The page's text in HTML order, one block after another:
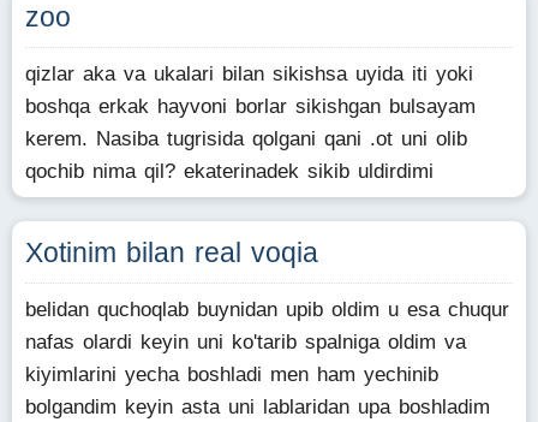
zoo
qizlar aka va ukalari bilan sikishsa uyida iti yoki
boshqa erkak hayvoni borlar sikishgan bulsayam
kerem. Nasiba tugrisida qolgani qani .ot uni olib
qochib nima qil? ekaterinadek sikib uldirdimi
Xotinim bilan real voqia
belidan quchoqlab buynidan upib oldim u esa chuqur
nafas olardi keyin uni ko'tarib spalniga oldim va
kiyimlarini yecha boshladi men ham yechinib
bolgandim keyin asta uni lablaridan upa boshladim